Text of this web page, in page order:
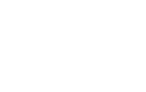
os nossos gabaritos